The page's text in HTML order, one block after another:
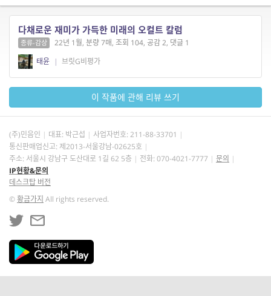
다채로운 재미가 가득한 미래의 오컬트 칼럼
종류-감상
22년 1월, 분량 7매, 조회 104, 공감 2, 댓글 1
태윤 | 브릿G비평가
이 작품에 관해 리뷰 쓰기
(주)민음인 대표: 박근섭 사업자번호: 211-88-33701
통신판매업신고: 제2013-서울강남-02625호
주소: 서울시 강남구 도산대로 1길 62 5층
전화: 070-4021-7777
문의
IP현황&문의
데스크탑 버전
©황금가지 All rights reserved.